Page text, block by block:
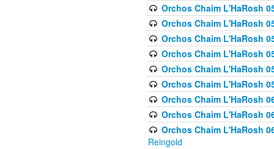
Orchos Chaim L'HaRosh
Orchos Chaim L'HaRosh
Orchos Chaim L'HaRosh
Orchos Chaim L'HaRosh
Orchos Chaim L'HaRosh
Orchos Chaim L'HaRosh
Orchos Chaim L'HaRosh
Orchos Chaim L'HaRosh
Orchos Chaim L'HaRosh
Reingold